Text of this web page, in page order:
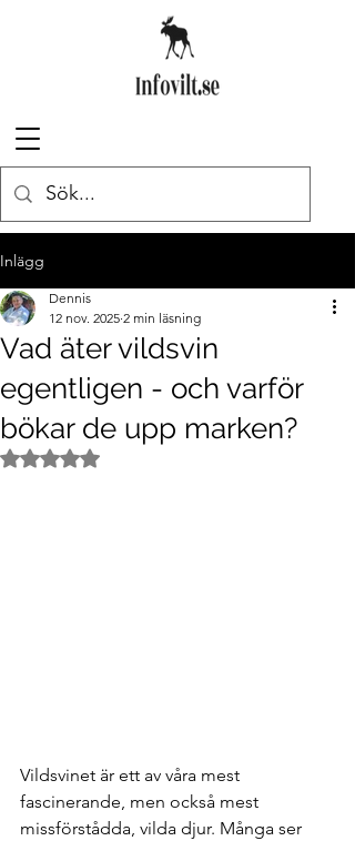
Inlägg
Vad äter vildsvin
egentligen - och varför
bökar de upp marken?
Dennis
12 nov. 2025 2 min läsning
Betygsatt till NaN av 5 stjärnor.
Vildsvinet är ett av våra mest
fascinerande, men också mest
missförstådda, vilda djur. Många ser